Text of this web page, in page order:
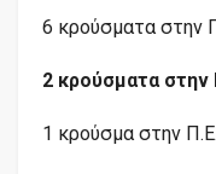
6 κρούσματα στην
2 κρούσματα στην
1 κρούσμα στην Π.Ε.